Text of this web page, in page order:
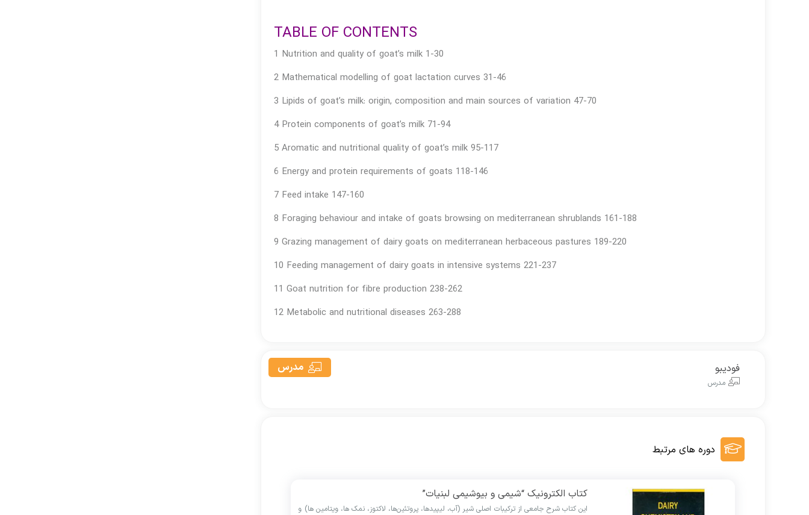
TABLE OF CONTENTS
1 Nutrition and quality of goat’s milk 1-30
2 Mathematical modelling of goat lactation curves 31-46
3 Lipids of goat’s milk: origin, composition and main sources of variation 47-70
4 Protein components of goat’s milk 71-94
5 Aromatic and nutritional quality of goat’s milk 95-117
6 Energy and protein requirements of goats 118-146
7 Feed intake 147-160
8 Foraging behaviour and intake of goats browsing on mediterranean shrublands 161-188
9 Grazing management of dairy goats on mediterranean herbaceous pastures 189-220
10 Feeding management of dairy goats in intensive systems 221-237
11 Goat nutrition for fibre production 238-262
12 Metabolic and nutritional diseases 263-288
مدرس فودیبو
مدرس
دوره های مرتبط
کتاب الکترونیک “شیمی و بیوشیمی لبنیات”
این کتاب شرح جامعی از ترکیبات اصلی شیر (آب، لیپیدها، پروتئین‌ها، لاکتوز، نمک ها، ویتامین ها) و